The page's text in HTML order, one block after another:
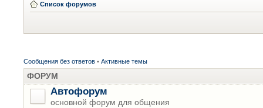
Список форумов
Сообщения без ответов • Активные темы
ФОРУМ
Автофорум
основной форум для общения